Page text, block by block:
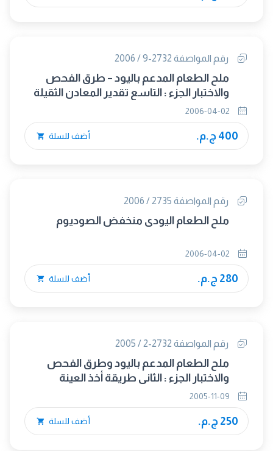
رقم المواصفة 2732-9 / 2006
ملح الطعام المدعم باليود – طرق الفحص
والاختبار الجزء : التاسع تقدير المعادن الثقيلة
400 ج.م. أضف للسلة
رقم المواصفة 2735 / 2006
ملح الطعام اليودى منخفض الصوديوم
280 ج.م. أضف للسلة
رقم المواصفة 2732-2 / 2005
ملح الطعام المدعم باليود وطرق الفحص
والاختبار الجزء : الثاني طريقة أخذ العينة
250 ج.م. أضف للسلة